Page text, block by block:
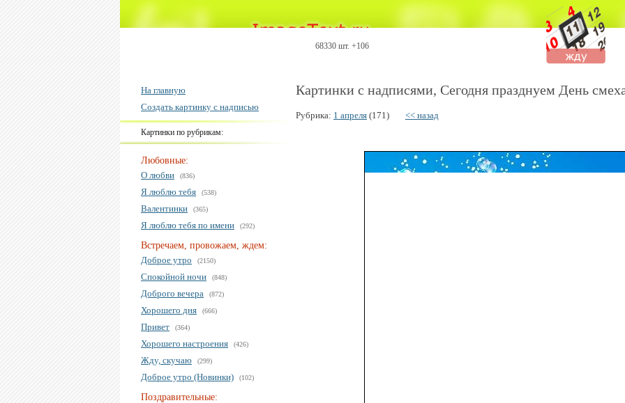
68330 шт. +106
На главную
Создать картинку с надписью
Картинки по рубрикам:
Любовные:
О любви
(836)
Я люблю тебя (538)
Валентинки (365)
Я люблю тебя по имени (292)
Встречаем, провожаем, ждем:
Доброе утро
(2150)
Спокойной ночи (848)
Доброго вечера (872)
Хорошего дня (666)
Привет (364)
Хорошего настроения (426)
Жду, скучаю (299)
Доброе утро (Новинки) (102)
Поздравительные:
Картинки с надписями, Сегодня празднуем День
Рубрика: 1 апреля (171) << назад